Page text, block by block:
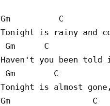
Gm          C
Tonight is rainy and
Gm      C
Haven't you been told
Gm        C
Tonight is almost
Gm                 C